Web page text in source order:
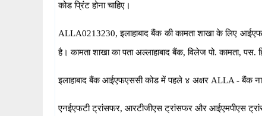
कोड प्रिंट होना चाहिए।
ALLA0213230, इलाहाबाद बैंक की कामता शाखा के लिए
है। कामता शाखा का पता अल्लाहाबाद बैंक, विलेज पो. कामता, पस.
इलाहाबाद बैंक आईएफएससी कोड में पहले ४ अक्षर ALLA - बैंक नाम
एनईएफटी ट्रांसफर, आरटीजीएस ट्रांसफर और आईएमपीएस